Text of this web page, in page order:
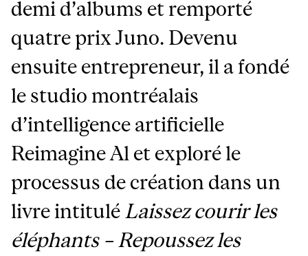
demi d’albums et remporté
quatre prix Juno. Devenu
ensuite entrepreneur, il a fondé
le studio montréalais
d’intelligence artificielle
Reimagine Al et exploré le
processus de création dans un
livre intitulé Laissez courir les
éléphants – Repoussez les